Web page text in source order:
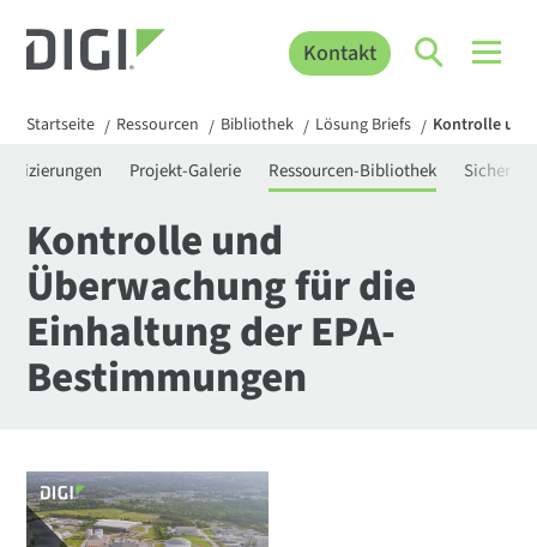
Kontakt
Startseite / Ressourcen / Bibliothek / Lösung Briefs / Kontrolle und
Projekt-Galerie Ressourcen-Bibliothek
Kontrolle und
Überwachung für die
Einhaltung der EPA-
Bestimmungen